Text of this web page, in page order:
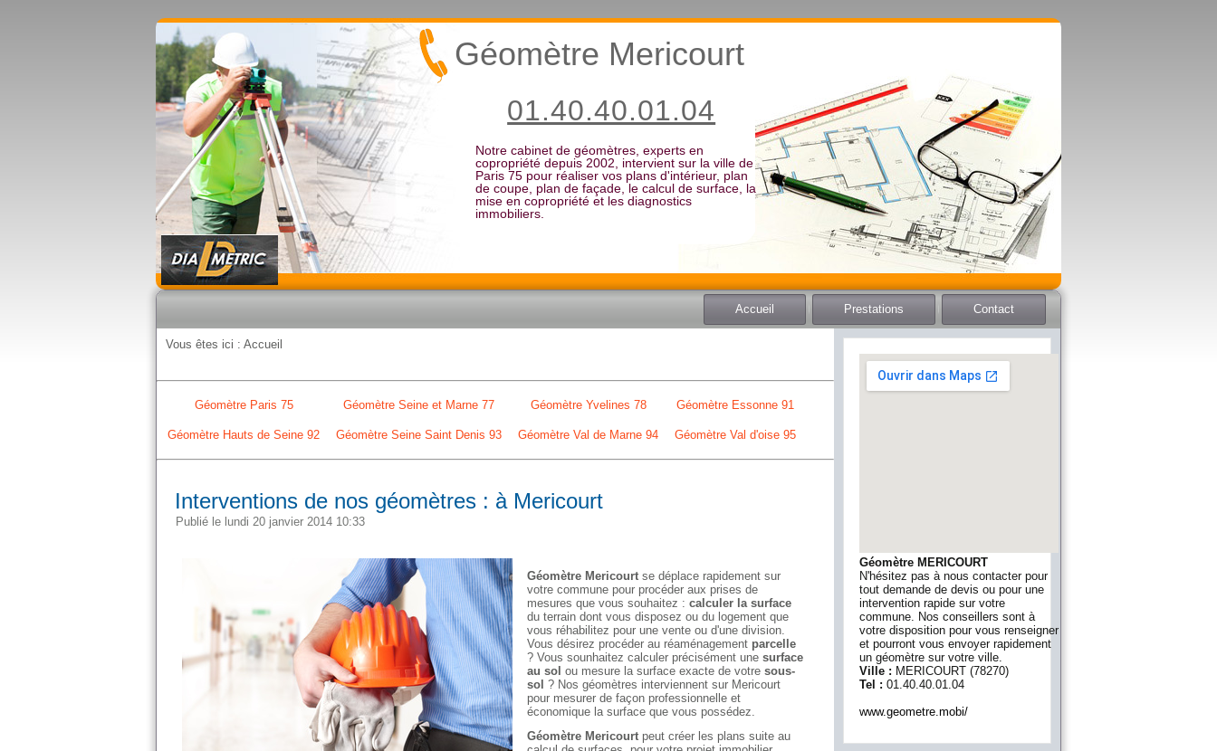
Notre cabinet de géomètres, experts en
copropriété depuis 2002, intervient sur la ville de
Paris 75 pour réaliser vos plans d'intérieur, plan
de coupe, plan de façade, le calcul de surface, la
mise en copropriété et les diagnostics
immobiliers.
Géomètre Mericourt
01.40.40.01.04
Accueil Prestations Contact
Vous êtes ici : Accueil
Géomètre Paris 75 Géomètre Seine et Marne 77 Géomètre Yvelines 78 Géomètre Essonne 91
Géomètre Hauts de Seine 92 Géomètre Seine Saint Denis 93 Géomètre Val de Marne 94 Géomètre Val d'oise 95
Interventions de nos géomètres : à Mericourt
Publié le lundi 20 janvier 2014 10:33
Géomètre Mericourt se déplace rapidement sur
votre commune pour procéder aux prises de
mesures que vous souhaitez : calculer la surface
du terrain dont vous disposez ou du logement que
vous réhabilitez pour une vente ou d'une division.
Vous désirez procéder au réaménagement parcelle
? Vous sounhaitez calculer précisément une surface
au sol ou mesure la surface exacte de votre sous-
sol ? Nos géomètres interviennent sur Mericourt
pour mesurer de façon professionnelle et
économique la surface que vous possédez.
Géomètre Mericourt peut créer les plans suite au
Géomètre MERICOURT
N'hésitez pas à nous contacter pour
tout demande de devis ou pour une
intervention rapide sur votre
commune. Nos conseillers sont à
votre disposition pour vous renseigner
et pourront vous envoyer rapidement
un géomètre sur votre ville.
Ville : MERICOURT (78270)
Tel : 01.40.40.01.04
www.geometre.mobi/